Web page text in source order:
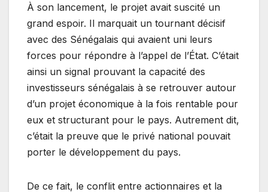
À son lancement, le projet avait suscité un
grand espoir. Il marquait un tournant décisif
avec des Sénégalais qui avaient uni leurs
forces pour répondre à l’appel de l’État. C’était
ainsi un signal prouvant la capacité des
investisseurs sénégalais à se retrouver autour
d’un projet économique à la fois rentable pour
eux et structurant pour le pays. Autrement dit,
c’était la preuve que le privé national pouvait
porter le développement du pays.
De ce fait, le conflit entre actionnaires et la